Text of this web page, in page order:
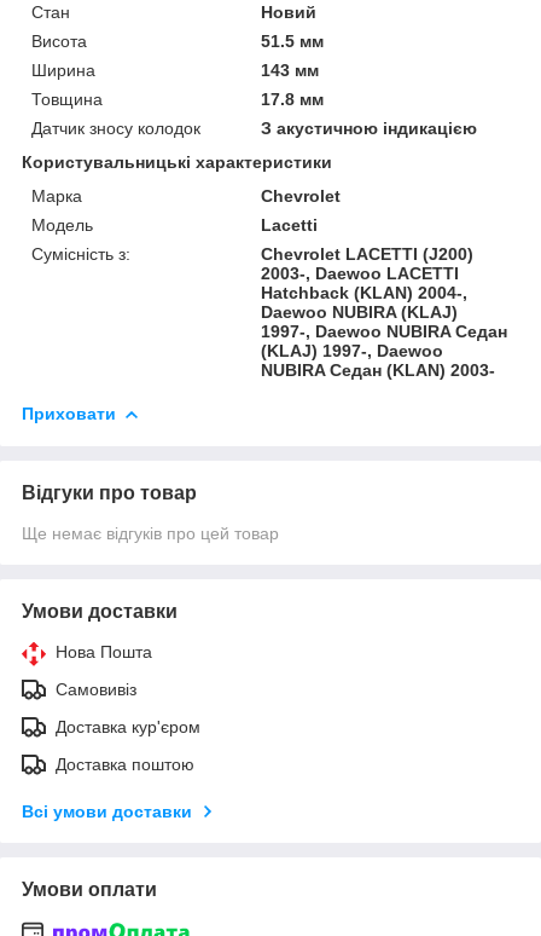
Стан
Новий
Висота
51.5 мм
Ширина
143 мм
Товщина
17.8 мм
Датчик зносу колодок
З акустичною індикацією
Користувальницькі характеристики
Марка
Chevrolet
Модель
Lacetti
Сумісність з:
Chevrolet LACETTI (J200)
2003-, Daewoo LACETTI
Hatchback (KLAN) 2004-,
Daewoo NUBIRA (KLAJ)
1997-, Daewoo NUBIRA Седан
(KLAJ) 1997-, Daewoo
NUBIRA Седан (KLAN) 2003-
Приховати
Відгуки про товар
Ще немає відгуків про цей товар
Умови доставки
Нова Пошта
Самовивіз
Доставка кур'єром
Доставка поштою
Всі умови доставки
Умови оплати